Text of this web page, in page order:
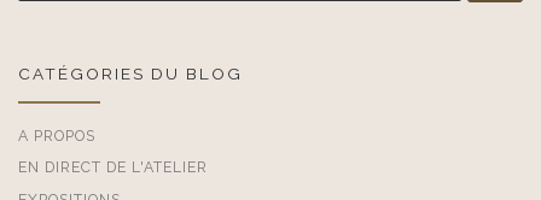
CATÉGORIES DU BLOG
A PROPOS
EN DIRECT DE L'ATELIER